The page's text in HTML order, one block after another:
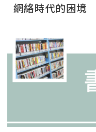
網絡時代的困境